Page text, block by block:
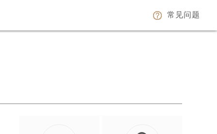
常见问题